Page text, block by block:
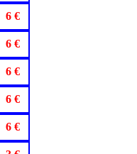
6 €
6 €
6 €
6 €
6 €